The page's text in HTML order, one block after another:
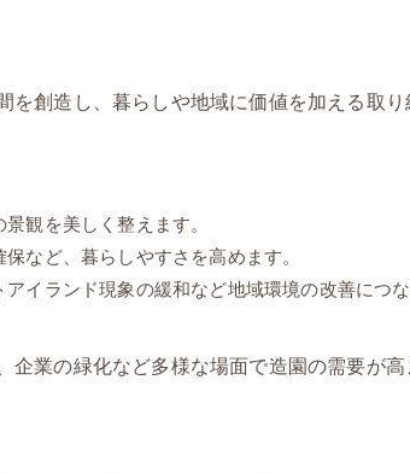
を創造し、暮らしや地域に価値を加える取
観を美しく整えます。
など、暮らしやすさを高めます。
イランド現象の緩和など地域環境の改善につな
業の緑化など多様な場面で造園の需要が高